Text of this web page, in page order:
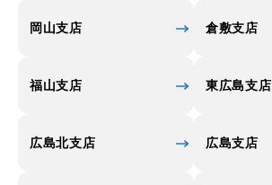
岡山支店 倉敷支店
福山支店 東広島支店
広島北支店 広島支店